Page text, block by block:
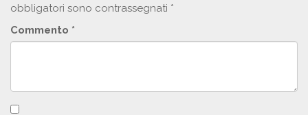
obbligatori sono contrassegnati *
Commento *